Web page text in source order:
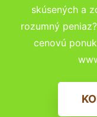
skúsených a
rozumný
cenovú